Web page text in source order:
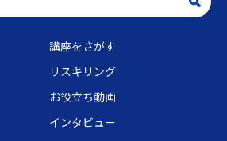
講座をさがす
リスキリング
お役立ち動画
インタビュー